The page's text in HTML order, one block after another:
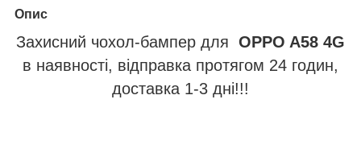
Опис
Захисний чохол-бампер для OPPO A58 4G
в наявності, відправка протягом 24 годин,
доставка 1-3 дні!!!